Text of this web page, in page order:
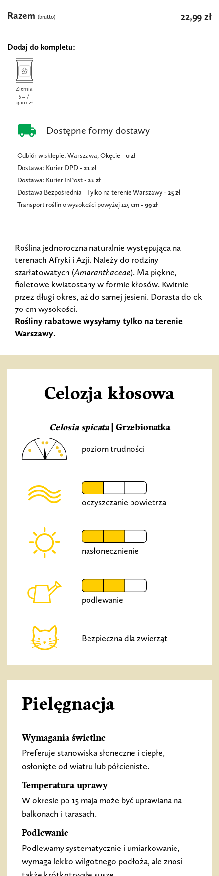
local_shipping Dostępne formy dostawy
Odbiór w sklepie: Warszawa, Okęcie - 0 zł
Dostawa: Kurier DPD - 21 zł
Dostawa: Kurier InPost - 21zł
Dostawa Bezpośrednia - Tylko na terenie Warszawy- 25 zł
Transport roślin o wysokości powyżej 125 cm - 99 zł
Razem (brutto) 22,99 zł
Dodaj do kompletu
Ziemia
5L. /
9,00 zł
Roślina jednoroczna naturalnie występująca na
terenach Afryki i Azji. Należy do rodziny
szarłatowatych (Amaranthaceae). Ma piękne,
fioletowe kwiatostany w formie kłosów. Kwitnie
przez długi okres, aż do samej jesieni. Dorasta do ok
70 cm wysokości.
Rośliny rabatowe wysyłamy tylko na terenie
Warszawy.
Celozja kłosowa
Celosia spicata| Grzebionatka
poziom trudności
oczyszczanie powietrza
nasłonecznienie
podlewanie
Bezpieczna dla zwierząt
Pielęgnacja
Wymagania świetlne
Preferuje stanowiska słoneczne i ciepłe,
osłonięte od wiatru lub półcieniste.
Temperatura uprawy
W okresie po 15 maja może być uprawiana na
balkonach i tarasach.
Podlewanie
Podlewamy systematycznie i umiarkowanie,
wymaga lekko wilgotnego podłoża, ale znosi